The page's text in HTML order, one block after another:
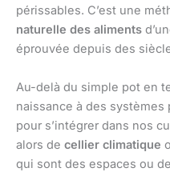
périssables. C’est une
naturelle des aliments
éprouvée depuis des
Au-delà du simple pot en
naissance à des
pour s’intégrer dans nos
alors de cellier climatique
qui sont des espaces ou